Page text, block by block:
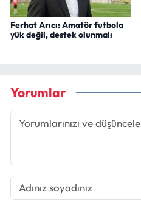
Ferhat Arıcı: Amatör futbola
yük değil, destek olunmalı
Yorumlar